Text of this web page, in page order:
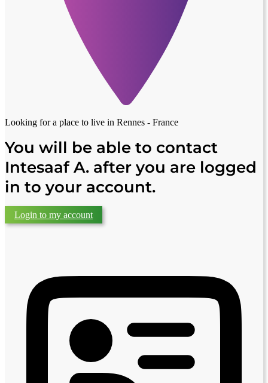
Looking for a place to live in Rennes - France
You will be able to contact
Intesaaf A. after you are logged
in to your account.
Login to my account